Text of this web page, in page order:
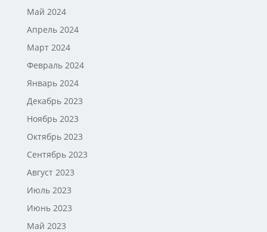
Май 2024
Апрель 2024
Март 2024
Февраль 2024
Январь 2024
Декабрь 2023
Ноябрь 2023
Октябрь 2023
Сентябрь 2023
Август 2023
Июль 2023
Июнь 2023
Май 2023